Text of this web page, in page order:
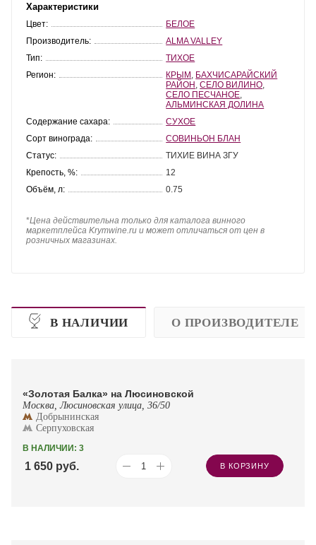
Характеристики
Цвет:
БЕЛОЕ
Производитель:
ALMA VALLEY
Тип:
ТИХОЕ
Регион:
КРЫМ БАХЧИСАРАЙСКИЙ
РАЙОН ,СЕЛО ВИЛИНО
СЕЛО ПЕСЧАНОЕ
АЛЬМИНСКАЯ ДОЛИНА
Содержание сахара:
СУХОЕ
Сорт винограда:
СОВИНЬОН БЛАН
Статус:
ТИХИЕ ВИНА ЗГУ
Крепость, %:
12
Объём, л:
0.75
*Цена действительна только для каталога винного
маркетплейса Krymwine.ru и может отличаться от цен в
розничных магазинах.
В НАЛИЧИИ О ПРОИЗВОДИТЕЛЕ
«Золотая Балка» на Люсиновской
Москва, Люсиновская улица, 36/50
Добрынинская
Серпуховская
В НАЛИЧИИ: 3
1 650 руб. В КОРЗИНУ